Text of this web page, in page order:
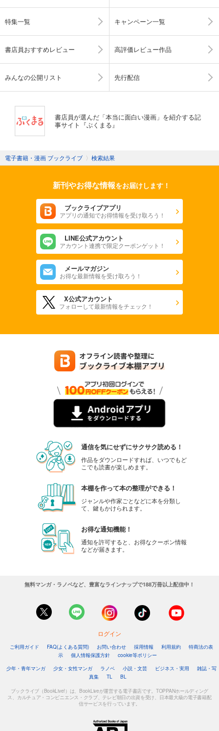
特集一覧 キャンペーン一覧
書店員おすすめレビュー 高評価レビュー作品
みんなの公開リスト 先行配信
書店員が選んだ「本当に面白い漫画」を紹介する記
事サイト『ぶくまる』
電子書籍・漫画 ブックライブ 〉 検索結果
新刊やお得な情報をお届けします！
ブックライブアプリ
アプリの通知でお得情報を受け取ろう！
LINE公式アカウント
アカウント連携で限定クーポンゲット！
メールマガジン
お得な最新情報を受け取ろう！
X公式アカウント
フォローして最新情報をチェック！
通信を気にせずにサクサク読める！
作品をダウンロードすれば、いつでもど
こでも読書が楽しめます。
本棚を作って本の整理ができる！
ジャンルや作家ごとなどに本を分類し
て、鍵もかけられます。
お得な通知機能！
通知を許可すると、お得なクーポン情報
などが届きます。
無料マンガ・ラノベなど、豊富なラインナップで188万冊以上配信中！
ログイン
ご利用ガイド FAQ(よくある質問) お問い合わせ 採用情報 利用規約
特商法の表
示
個人情報保護方針
cookie等ポリシー
少年・青年マンガ
少女・女性マンガ ラノベ 小説・文芸 ビジネス・実用
雑誌・写
真集
TL BL
ブックライブ（BookLive!）は、BookLiveが運営する電子書店です。TOPPANホールディング
ス、カルチュア・コンビニエンス・クラブ、テレビ朝日の出資を受け、日本最大級の電子書籍配
信サービスを行っています。